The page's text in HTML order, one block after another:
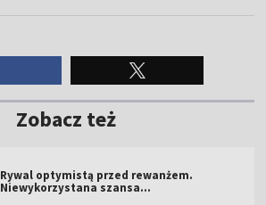
Zobacz też
Rywal optymistą przed rewanżem.
Niewykorzystana szansa...